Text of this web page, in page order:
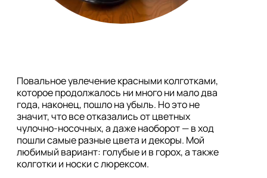
Повальное увлечение красными колготками,
которое продолжалось ни много ни мало два
года, наконец, пошло на убыль. Но это не
значит, что все отказались от цветных
чулочно-носочных, а даже наоборот — в ход
пошли самые разные цвета и декоры. Мой
любимый вариант: голубые и в горох, а также